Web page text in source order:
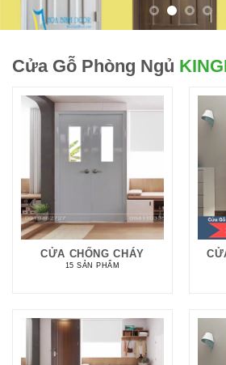
Cửa Gỗ Phòng Ngủ
CỬA CHỐNG CHÁY
15 SẢN PHẨM